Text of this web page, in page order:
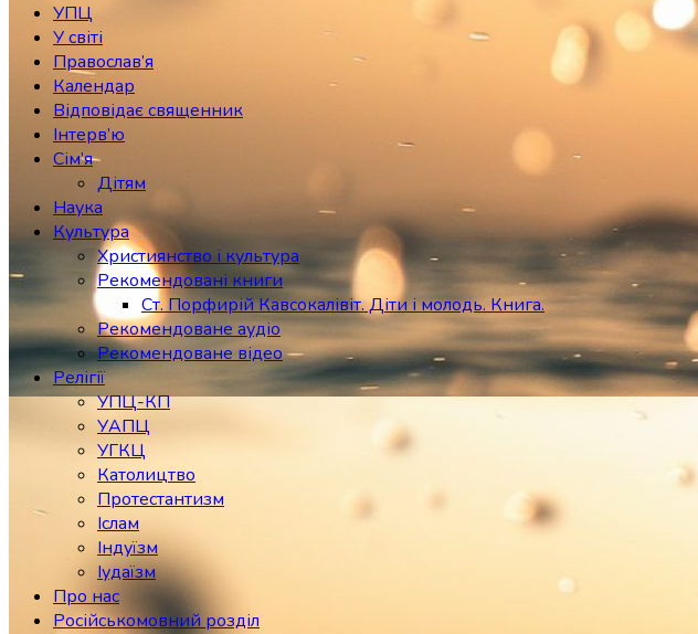
УПЦ
У світі
Православ’я
Календар
Відповідає священник
Інтерв’ю
Сім’я
Дітям
Наука
Культура
Християнство і культура
Рекомендовані книги
Ст. Порфирій Кавсокалівіт. Діти і молодь. Книга.
Рекомендоване аудіо
Рекомендоване відео
Релігії
УПЦ-КП
УАПЦ
УГКЦ
Католицтво
Протестантизм
Іслам
Індуїзм
Іудаїзм
Про нас
Російськомовний розділ